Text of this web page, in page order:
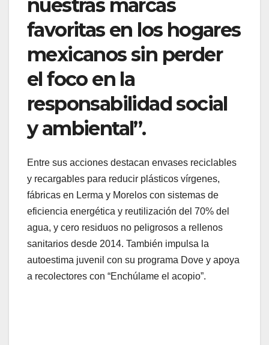
nuestras marcas
favoritas en los hogares
mexicanos sin perder
el foco en la
responsabilidad social
y ambiental”.
Entre sus acciones destacan envases reciclables
y recargables para reducir plásticos vírgenes,
fábricas en Lerma y Morelos con sistemas de
eficiencia energética y reutilización del 70% del
agua, y cero residuos no peligrosos a rellenos
sanitarios desde 2014. También impulsa la
autoestima juvenil con su programa Dove y apoya
a recolectores con “Enchúlame el acopio”.